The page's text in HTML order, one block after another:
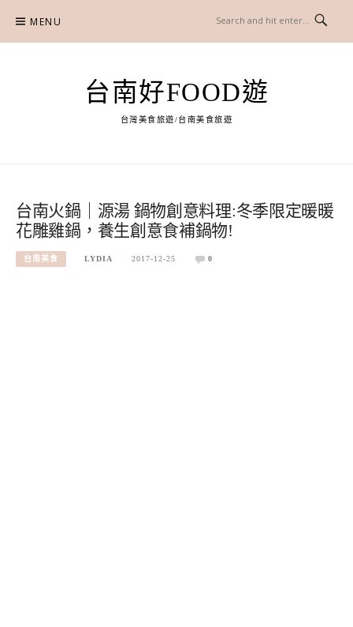
content
MENU
台南好FOOD遊
台灣美食旅遊/台南美食旅遊
台南火鍋｜源湯 鍋物創意料理:冬季限定暖暖
花雕雞鍋，養生創意食補鍋物!
台南美食 LYDIA 2017-12-25 0